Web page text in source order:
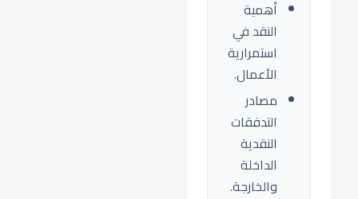
أهمية
النقد في
استمرارية
الأعمال.
مصادر
التدفقات
النقدية
الداخلة
والخارجة.